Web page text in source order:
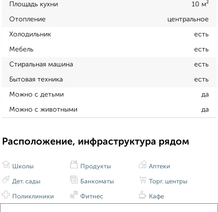
Площадь кухни 10 м²
Отопление центральное
Холодильник есть
Мебель есть
Стиральная машина есть
Бытовая техника есть
Можно с детьми да
Можно с животными да
Расположение, инфраструктура рядом
Школы
Дет. сады
Поликлиники
Продукты
Банкоматы
Фитнес
Аптеки
Торг. центры
Кафе